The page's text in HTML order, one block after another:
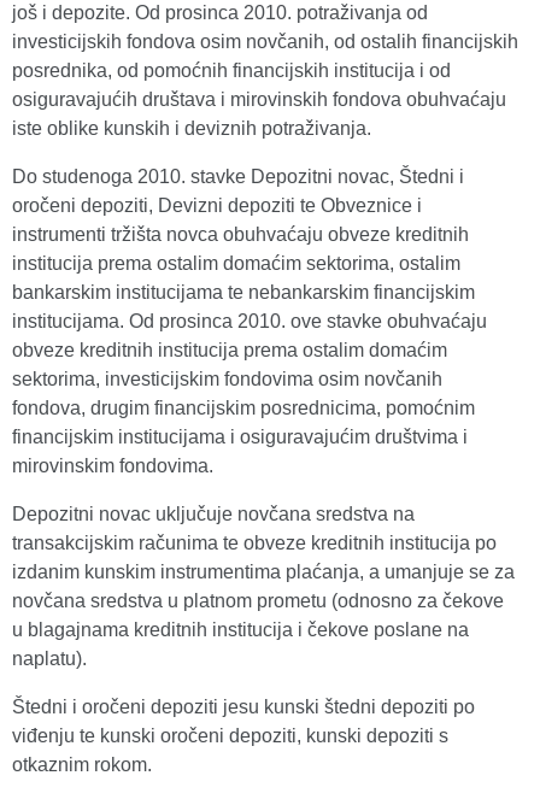
još i depozite. Od prosinca 2010. potraživanja od
investicijskih fondova osim novčanih, od ostalih financijskih
posrednika, od pomoćnih financijskih institucija i od
osiguravajućih društava i mirovinskih fondova obuhvaćaju
iste oblike kunskih i deviznih potraživanja.
Do studenoga 2010. stavke Depozitni novac, Štedni i
oročeni depoziti, Devizni depoziti te Obveznice i
instrumenti tržišta novca obuhvaćaju obveze kreditnih
institucija prema ostalim domaćim sektorima, ostalim
bankarskim institucijama te nebankarskim financijskim
institucijama. Od prosinca 2010. ove stavke obuhvaćaju
obveze kreditnih institucija prema ostalim domaćim
sektorima, investicijskim fondovima osim novčanih
fondova, drugim financijskim posrednicima, pomoćnim
financijskim institucijama i osiguravajućim društvima i
mirovinskim fondovima.
Depozitni novac uključuje novčana sredstva na
transakcijskim računima te obveze kreditnih institucija po
izdanim kunskim instrumentima plaćanja, a umanjuje se za
novčana sredstva u platnom prometu (odnosno za čekove
u blagajnama kreditnih institucija i čekove poslane na
naplatu).
Štedni i oročeni depoziti jesu kunski štedni depoziti po
viđenju te kunski oročeni depoziti, kunski depoziti s
otkaznim rokom.